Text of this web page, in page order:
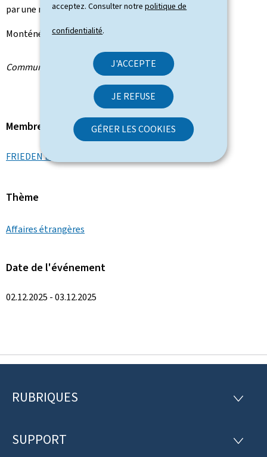
acceptez. Consulter notrepolitique de
confidentialité.
J'ACCEPTE
JE REFUSE
GÉRER LES COOKIES
par une réunion de travail avec le Premier ministre du
Monténégro, Milojko Spajić.
Communiqué par le ministère d'État
Membre du gouvernement
FRIEDEN Luc
Thème
Affaires étrangères
Date de l'événement
02.12.2025 - 03.12.2025
P
e
RUBRIQUES
R
R
SUPPORT
S